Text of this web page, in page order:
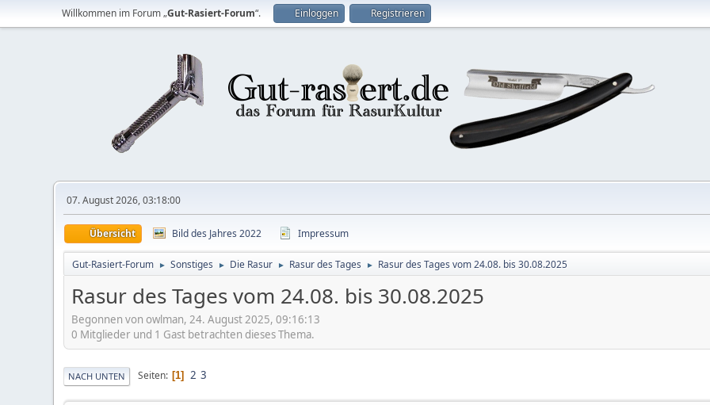
Willkommen im Forum „Gut-Rasiert-Forum“. Einloggen Registrieren
07. August 2026, 03:18:00
Übersicht Bild des Jahres 2022 Impressum
Gut-Rasiert-Forum ► Sonstiges ► Die Rasur ► Rasur des Tages ► Rasur des Tages vom 24.08. bis 30.08.2025
Rasur des Tages vom 24.08. bis 30.08.2025
Begonnen von owlman, 24. August 2025, 09:16:13
0 Mitglieder und 1 Gast betrachten dieses Thema.
NACH UNTEN Seiten 1 2 3